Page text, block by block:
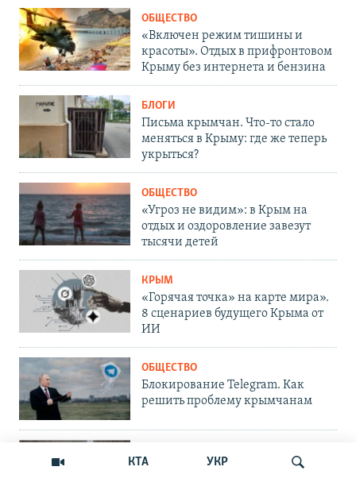
КТА УКР
ОБЩЕСТВО
«Включен режим тишины и
красоты». Отдых в прифронтовом
Крыму без интернета и бензина
БЛОГИ
Письма крымчан. Что-то стало
меняться в Крыму: где же теперь
укрыться?
ОБЩЕСТВО
«Угроз не видим»: в Крым на
отдых и оздоровление завезут
тысячи детей
КРЫМ
«Горячая точка» на карте мира».
8 сценариев будущего Крыма от
ИИ
ОБЩЕСТВО
Блокирование Telegram. Как
решить проблему крымчанам
Опасный MAX. Почему его